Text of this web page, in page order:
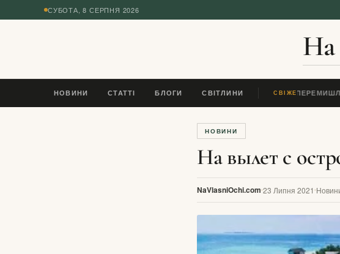
СУБОТА, 8 СЕРПНЯ 2026
На
НОВИНИ СТАТТІ БЛОГИ СВІТЛИНИ СВІЖЕ
ПОЇЗД
НОВИНИ
На вылет с
NaVlasniOchi.com 23 Липня 2021